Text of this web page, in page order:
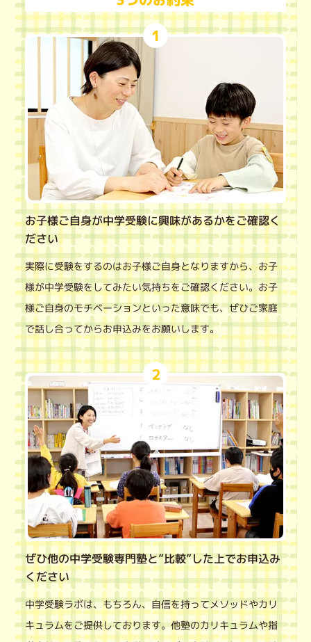
1
お子様ご自身が中学受験に興味があるかをご確認く
ださい
実際に受験をするのはお子様ご自身となりますから、お子
様が中学受験をしてみたい気持ちをご確認ください。お子
様ご自身のモチベーションといった意味でも、ぜひご家庭
で話し合ってからお申込みをお願いします。
2
ぜひ他の中学受験専門塾と”比較”した上でお申込み
ください
中学受験ラボは、もちろん、自信を持ってメソッドやカリ
キュラムをご提供しております。他塾のカリキュラムや指